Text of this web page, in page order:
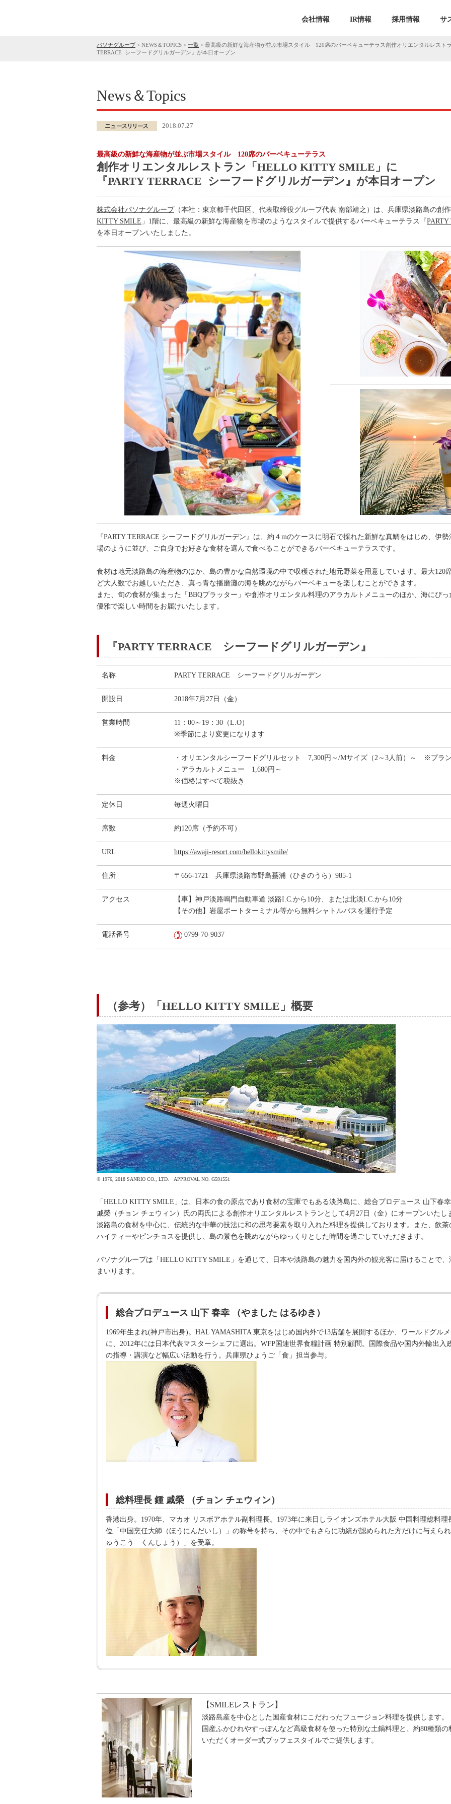
会社情報 IR情報 採用情報 サ
パソナグループ> NEWS＆TOPICS > 一覧 > 最高級の新鮮な海産物が並ぶ市場スタイル 120席のバーベキューテラス創作オリエンタルレスト
TERRACE シーフードグリルガーデン』が本日オープン
News＆Topics
2018.07.27
最高級の新鮮な海産物が並ぶ市場スタイル 120席のバーベキューテラス
創作オリエンタルレストラン「HELLO KITTY SMILE」に
『PARTY TERRACE シーフードグリルガーデン』が本日オープン
株式会社パソナグループ （本社：東京都千代田区、代表取締役グループ代表 南部靖之）は、兵庫県淡路島の創
KITTY SMILE 」1階に、最高級の新鮮な海産物を市場のようなスタイルで提供するバーベキューテラス『
を本日オープンいたしました。
『PARTY TERRACE シーフードグリルガーデン』は、約４mのケースに明石で採れた新鮮な真鯛をはじめ、伊
場のように並び、ご自身でお好きな食材を選んで食べることができるバーベキューテラスです。
食材は地元淡路島の海産物のほか、島の豊かな自然環境の中で収穫された地元野菜を用意しています。最大120
ど大人数でお越しいただき、真っ青な播磨灘の海を眺めながらバーベキューを楽しむことができます。
また、旬の食材が集まった「BBQプラッター」や創作オリエンタル料理のアラカルトメニューのほか、海にぴっ
優雅で楽しい時間をお届けいたします。
『PARTY TERRACE シーフードグリルガーデン』
名称 PARTY TERRACE シーフードグリルガーデン
開設日 2018年7月27日（金）
営業時間
11：00～19：30（L.O）
※季節により変更になります
料金
・オリエンタルシーフードグリルセット 7,300円～/Mサイズ（2～3人前）～ ※プラ
・アラカルトメニュー 1,680円～
※価格はすべて税抜き
定休日 毎週火曜日
席数 約120席（予約不可）
URL https://awaji-resort.com/hellokittysmile/
住所 〒656-1721 兵庫県淡路市野島蟇浦（ひきのうら）985-1
アクセス
【車】神戸淡路鳴門自動車道 淡路I.C.から10分、または北淡I.C.から10分
【その他】岩屋ポートターミナル等から無料シャトルバスを運行予定
電話番号 0799-70-9037
（参考）「HELLO KITTY SMILE」概要
© 1976, 2018 SANRIO CO., LTD. APPROVAL NO. G591551
「HELLO KITTY SMILE」は、日本の食の原点であり食材の宝庫でもある淡路島に、総合プロデュース 山下春
戚榮（チョン チェウィン）氏の両氏による創作オリエンタルレストランとして4月27日（金）にオープンいたし
淡路島の食材を中心に、伝統的な中華の技法に和の思考要素を取り入れた料理を提供しております。また、飲
ハイティーやピンチョスを提供し、島の景色を眺めながらゆっくりとした時間を過ごしていただきます。
パソナグループは「HELLO KITTY SMILE」を通じて、日本や淡路島の魅力を国内外の観光客に届けることで
まいります。
総合プロデュース 山下 春幸 （やました はるゆき）
1969年生まれ(神戸市出身)。HAL YAMASHITA 東京をはじめ国内外で13店舗を展開するほか、ワールドグル
に、2012年には日本代表マスターシェフに選出。WFP国連世界食糧計画 特別顧問。国際食品や国内外輸出
の指導・講演など幅広い活動を行う。兵庫県ひょうご「食」担当参与。
総料理長 鍾 戚榮 （チョン チェウィン）
香港出身。1970年、マカオ リスボアホテル副料理長。1973年に来日しライオンズホテル大阪 中国料理総料
位「中国烹任大師（ほうにんだいし）」の称号を持ち、その中でもさらに功績が認められた方だけに与えら
ゅうこう くんしょう）」を受章。
【SMILEレストラン】
淡路島産を中心とした国産食材にこだわったフュージョン料理を提供します。
国産ふかひれやすっぽんなど高級食材を使った特別な土鍋料理と、約80種類
いただくオーダー式ブッフェスタイルでご提供します。